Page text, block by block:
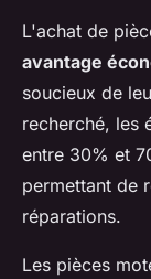
L'achat de
avantage
soucieux de
recherché, les
entre 30% et
permettant de
réparations.
Les pièces